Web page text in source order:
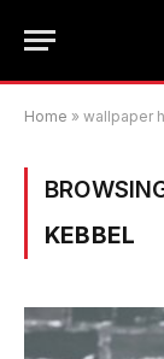
Home » wallpaper
KEBBEL